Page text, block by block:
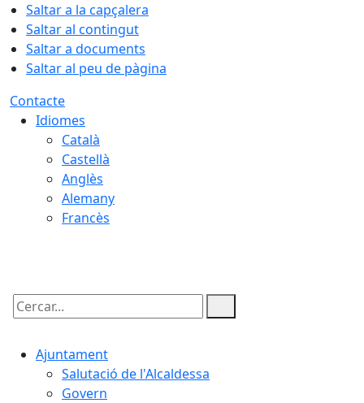
Saltar a la capçalera
Saltar al contingut
Saltar a documents
Saltar al peu de pàgina
Contacte
Idiomes
Català
Castellà
Anglès
Alemany
Francès
Cercar:
Ajuntament
Salutació de l'Alcaldessa
Govern